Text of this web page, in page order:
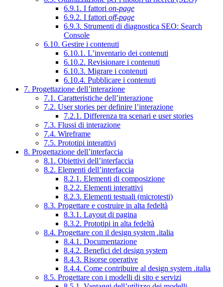
6.9.1. I fattori on-page
6.9.2. I fattori off-page
6.9.3. Strumenti di diagnostica SEO: Search
Console
6.10. Gestire i contenuti
6.10.1. L’inventario dei contenuti
6.10.2. Revisionare i contenuti
6.10.3. Migrare i contenuti
6.10.4. Pubblicare i contenuti
7. Progettazione dell’interazione
7.1. Caratteristiche dell’interazione
7.2. User stories per definire l’interazione
7.2.1. Differenza tra scenari e user stories
7.3. Flussi di interazione
7.4. Wireframe
7.5. Prototipi interattivi
8. Progettazione dell’interfaccia
8.1. Obiettivi dell’interfaccia
8.2. Elementi dell’interfaccia
8.2.1. Elementi di composizione
8.2.2. Elementi interattivi
8.2.3. Elementi testuali (microtesti)
8.3. Progettare e costruire in alta fedeltà
8.3.1. Layout di pagina
8.3.2. Prototipi in alta fedeltà
8.4. Progettare con il design system .italia
8.4.1. Documentazione
8.4.2. Benefici del design system
8.4.3. Risorse operative
8.4.4. Come contribuire al design system .italia
8.5. Progettare con i modelli di sito e servizi